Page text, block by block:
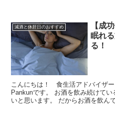
減酒と休肝日のおすすめ
【成
眠れ
る！
こんにちは！ 食生活アドバイザ
Pankunです。 お酒を飲み続けていると、飲まないと眠れない人、多
いと思います。 だからお酒を飲んで寝る。 お酒を飲むとよく眠れ